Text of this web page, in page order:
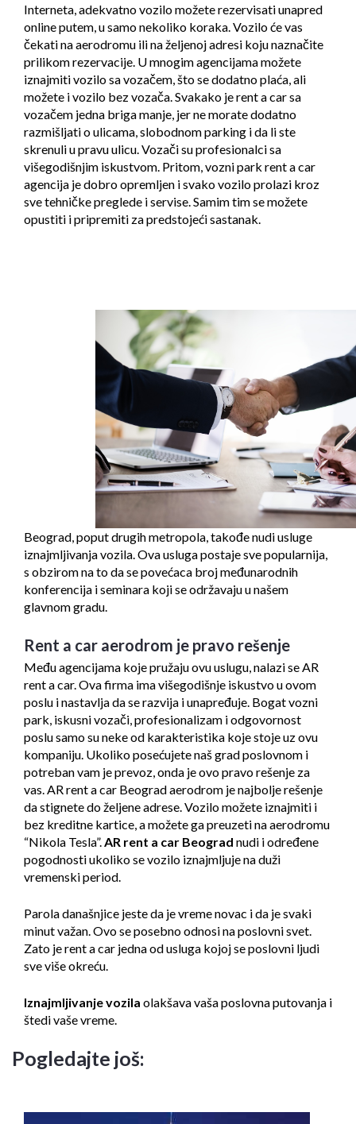
Interneta, adekvatno vozilo možete rezervisati unapred
online putem, u samo nekoliko koraka. Vozilo će vas
čekati na aerodromu ili na željenoj adresi koju naznačite
prilikom rezervacije. U mnogim agencijama možete
iznajmiti vozilo sa vozačem, što se dodatno plaća, ali
možete i vozilo bez vozača. Svakako je rent a car sa
vozačem jedna briga manje, jer ne morate dodatno
razmišljati o ulicama, slobodnom parking i da li ste
skrenuli u pravu ulicu. Vozači su profesionalci sa
višegodišnjim iskustvom. Pritom, vozni park rent a car
agencija je dobro opremljen i svako vozilo prolazi kroz
sve tehničke preglede i servise. Samim tim se možete
opustiti i pripremiti za predstojeći sastanak.
Beograd, poput drugih metropola, takođe nudi usluge
iznajmljivanja vozila. Ova usluga postaje sve popularnija,
s obzirom na to da se povećaca broj međunarodnih
konferencija i seminara koji se održavaju u našem
glavnom gradu.
Rent a car aerodrom je pravo rešenje
Među agencijama koje pružaju ovu uslugu, nalazi se AR
rent a car. Ova firma ima višegodišnje iskustvo u ovom
poslu i nastavlja da se razvija i unapređuje. Bogat vozni
park, iskusni vozači, profesionalizam i odgovornost
poslu samo su neke od karakteristika koje stoje uz ovu
kompaniju. Ukoliko posećujete naš grad poslovnom i
potreban vam je prevoz, onda je ovo pravo rešenje za
vas. ARrent a car Beograd aerodrom je najbolje rešenje
da stignete do željene adrese. Vozilo možete iznajmiti i
bez kreditne kartice, a možete ga preuzeti na aerodromu
“Nikola Tesla”.AR rent a car Beograd nudi i određene
pogodnosti ukoliko se vozilo iznajmljuje na duži
vremenski period.
Parola današnjice jeste da je vreme novac i da je svaki
minut važan. Ovo se posebno odnosi na poslovni svet.
Zato je rent a car jedna od usluga kojoj se poslovni ljudi
sve više okreću.
Iznajmljivanje vozila olakšava vaša poslovna putovanja i
štedi vaše vreme.
Pogledajte još: